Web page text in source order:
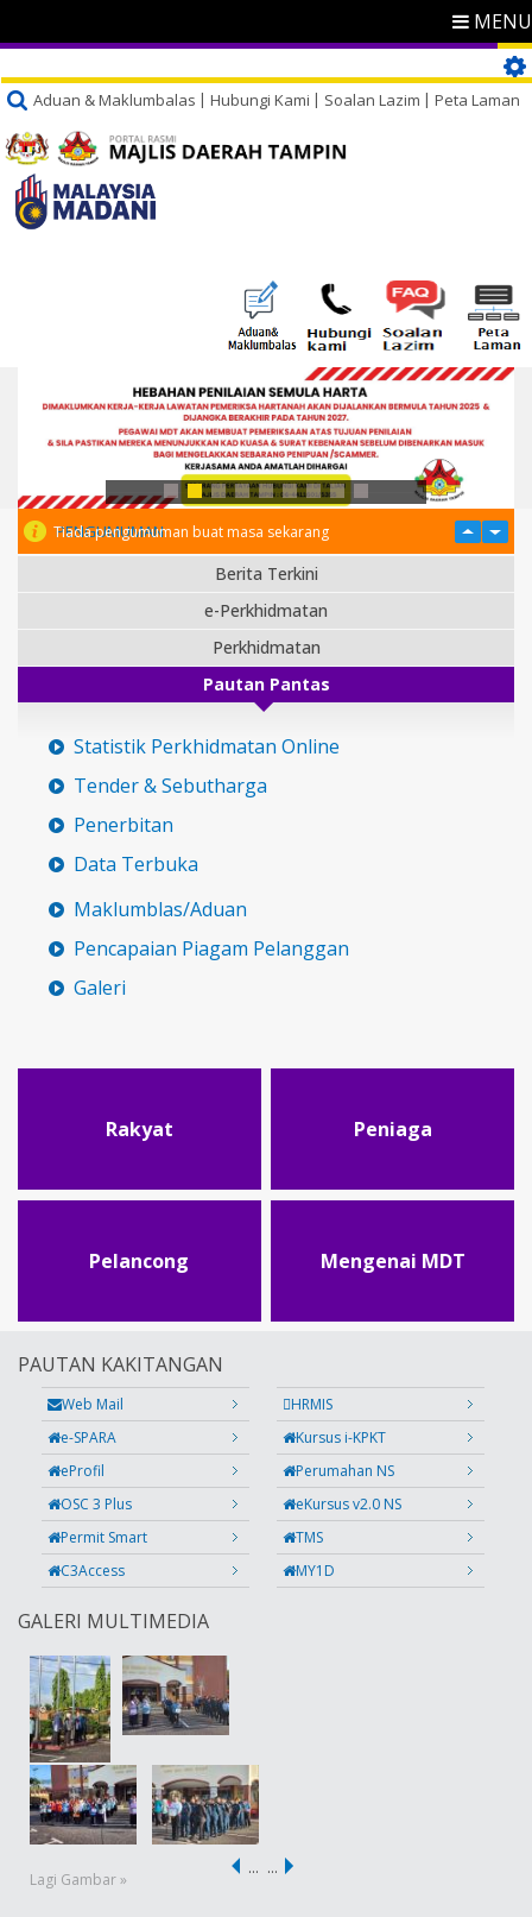
MENU
Aduan & Maklumbalas Hubungi Kami Soalan Lazim Peta Laman
PENGUMUMAN
Tiada pengumuman buat masa sekarang
Berita Terkini
e-Perkhidmatan
Perkhidmatan
Pautan Pantas
Statistik Perkhidmatan Online
Tender & Sebutharga
Penerbitan
Data Terbuka
Maklumblas/Aduan
Pencapaian Piagam Pelanggan
Galeri
Rakyat Peniaga
Pelancong Mengenai MDT
PAUTAN KAKITANGAN
Web Mail
HRMIS
e-SPARA
Kursus i-KPKT
eProfil
Perumahan NS
OSC 3 Plus
eKursus v2.0 NS
Permit Smart
TMS
C3Access
MY1D
GALERI MULTIMEDIA
Lagi Gambar »
… …